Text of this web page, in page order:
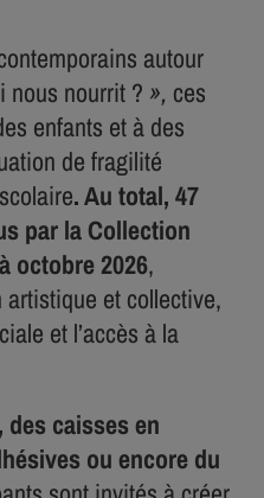
autour
nous nourrit ? », ces
enfants et à des
de fragilité
. Au total, 47
par la Collection
octobre 2026,
et collective,
et l’accès à la
caisses en
ou encore du